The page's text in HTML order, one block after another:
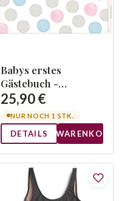
Babys erstes
Gästebuch -
Wünsche für Dich
25,90 €
NUR NOCH 1 STK.
DETAILS WARENKORB